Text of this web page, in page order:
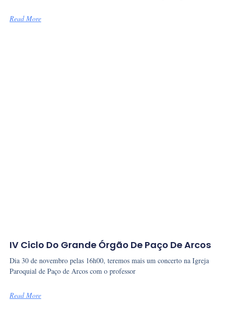
Read More
IV Ciclo Do Grande Órgão De Paço De Arcos
Dia 30 de novembro pelas 16h00, teremos mais um concerto na Igreja
Paroquial de Paço de Arcos com o professor
Read More